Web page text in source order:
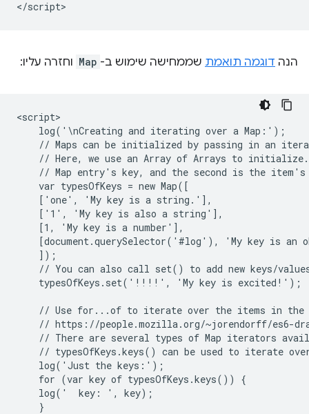
הנה דוגמה תואמת שממחישה שימוש ב- Map וחזרה עליו:
<script>
    log('\nCreating and iterating over a Map:');
// Maps can be initialized by passing in an
// Here, we use an Array of Arrays to
// Map entry's key, and the second is the item's
    var typesOfKeys = new Map([
    ['one', 'My key is a string.'],
    ['1', 'My key is also a string'],
    [1, 'My key is a number'],
[document.querySelector('#log'), 'My key is an
    ]);
// You can also call set() to add new keys/
    typesOfKeys.set('!!!!', 'My key is excited!');
// Use for...of to iterate over the items in the
// https://people.mozilla.org/~jorendorff/es6-
// There are several types of Map iterators
// typesOfKeys.keys() can be used to iterate
    log('Just the keys:');
    for (var key of typesOfKeys.keys()) {
    log('  key: ', key);
    }